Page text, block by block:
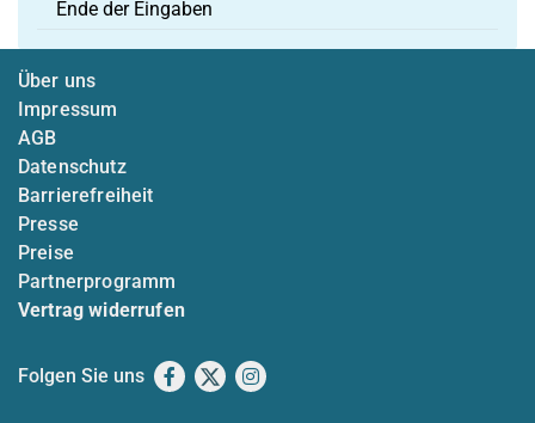
Ende der Eingaben
Über uns
Impressum
AGB
Datenschutz
Barrierefreiheit
Presse
Preise
Partnerprogramm
Vertrag widerrufen
Folgen Sie uns Facebook
X Instagram